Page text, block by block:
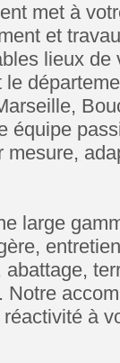
met à
et
lieux
équipe
mesure,
large
Notre
à